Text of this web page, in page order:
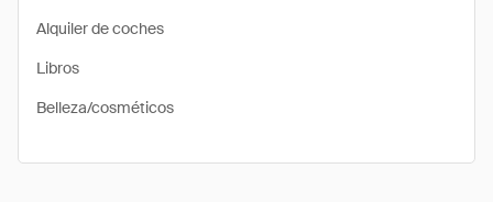
Alquiler de coches
Libros
Belleza/cosméticos